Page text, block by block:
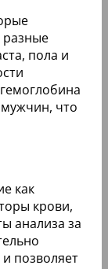
разные
пола и
что
как
крови,
анализа за
позволяет